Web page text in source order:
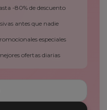
-80% de descuento
antes que nadie
especiales
ofertas diarias